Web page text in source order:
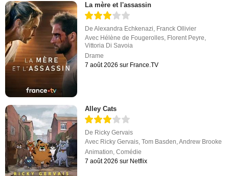
La mère et l'assassin
DeAlexandra Echkenazi Franck Ollivier
Avec Hélène de Fougerolles Florent Peyre
Vittoria Di Savoia
Drame
7 août 2026 sur France.TV
Alley Cats
De Ricky Gervais
Avec Ricky Gervais,Tom Basden,Andrew Brooke
Animation,Comédie
7 août 2026 sur Netflix